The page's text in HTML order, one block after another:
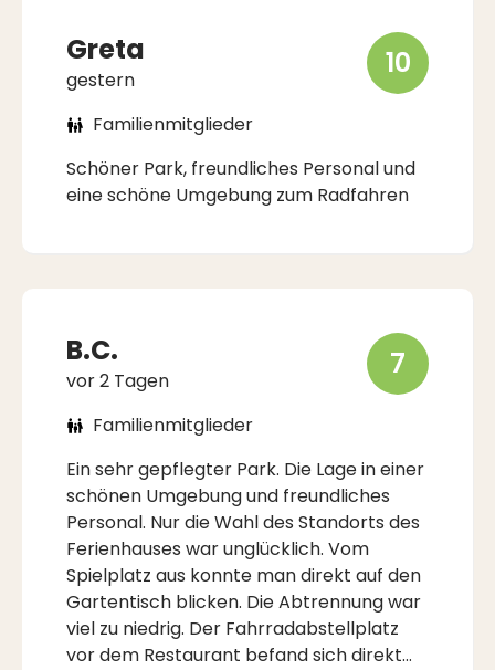
Greta
gestern 10
Familienmitglieder
Schöner Park, freundliches Personal und
eine schöne Umgebung zum Radfahren
B.C.
vor 2 Tagen 7
Familienmitglieder
Ein sehr gepflegter Park. Die Lage in einer
schönen Umgebung und freundliches
Personal. Nur die Wahl des Standorts des
Ferienhauses war unglücklich. Vom
Spielplatz aus konnte man direkt auf den
Gartentisch blicken. Die Abtrennung war
viel zu niedrig. Der Fahrradabstellplatz
vor dem Restaurant befand sich direkt